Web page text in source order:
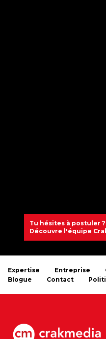
Tu hésites à postuler ?
Découvre l'équipe
Expertise Entreprise
Blogue
Contact